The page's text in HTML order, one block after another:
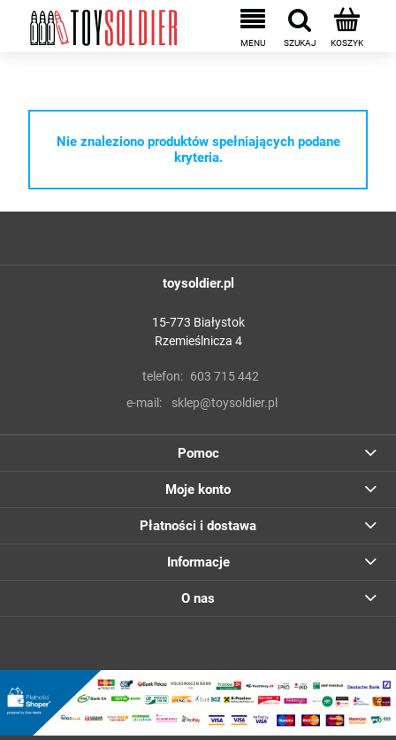
Nie znaleziono produktów spełniających podane
kryteria.
toysoldier.pl
15-773 Białystok
Rzemieślnicza 4
telefon: 603 715 442
e-mail:
sklep@toysoldier.pl
Pomoc
Moje konto
Płatności i dostawa
Informacje
O nas